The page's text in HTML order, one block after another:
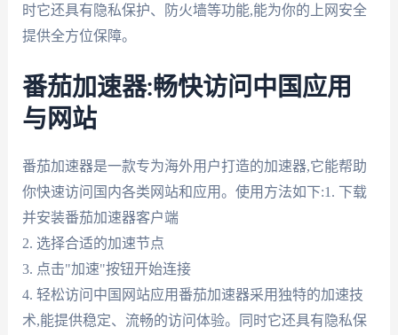
时它还具有隐私保护、防火墙等功能,能为你的上网安全
提供全方位保障。
番茄加速器:畅快访问中国应用
与网站
番茄加速器是一款专为海外用户打造的加速器,它能帮助
你快速访问国内各类网站和应用。使用方法如下:1. 下载
并安装番茄加速器客户端
2. 选择合适的加速节点
3. 点击"加速"按钮开始连接
4. 轻松访问中国网站应用番茄加速器采用独特的加速技
术,能提供稳定、流畅的访问体验。同时它还具有隐私保